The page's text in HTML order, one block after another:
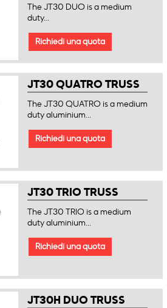
The JT30 DUO is a medium
duty...
Richiedi una quota
JT30 QUATRO TRUSS
The JT30 QUATRO is a medium
duty aluminium...
Richiedi una quota
JT30 TRIO TRUSS
The JT30 TRIO is a medium
duty aluminium...
Richiedi una quota
JT30H DUO TRUSS